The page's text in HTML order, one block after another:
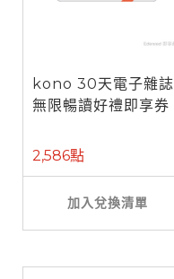
kono 30天電子雜誌
無限暢讀好禮即享券
2,586點
加入兌換清單